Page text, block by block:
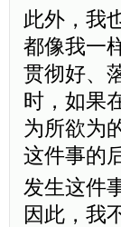
此外，我
都像我一
贯彻好、
时，如果
为所欲为
这件事的
发生这件
因此，我